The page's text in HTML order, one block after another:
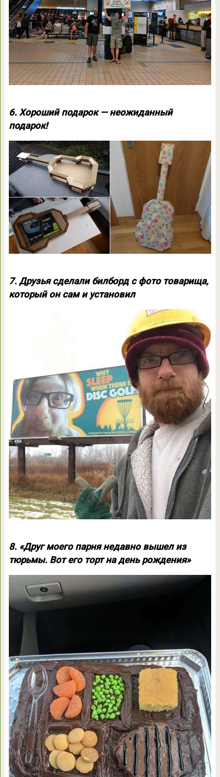
6. Хороший подарок — неожиданный
подарок!
7. Друзья сделали билборд с фото товарища,
который он сам и установил
8. «Друг моего парня недавно вышел из
тюрьмы. Вот его торт на день рождения»